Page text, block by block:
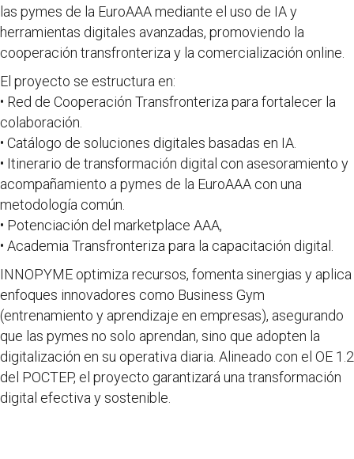
las pymes de la EuroAAA mediante el uso de IA y
herramientas digitales avanzadas, promoviendo la
cooperación transfronteriza y la comercialización online.
El proyecto se estructura en:
• Red de Cooperación Transfronteriza para fortalecer la
colaboración.
• Catálogo de soluciones digitales basadas en IA.
• Itinerario de transformación digital con asesoramiento y
acompañamiento a pymes de la EuroAAA con una
metodología común.
• Potenciación del marketplace AAA,
• Academia Transfronteriza para la capacitación digital.
INNOPYME optimiza recursos, fomenta sinergias y aplica
enfoques innovadores como Business Gym
(entrenamiento y aprendizaje en empresas), asegurando
que las pymes no solo aprendan, sino que adopten la
digitalización en su operativa diaria. Alineado con el OE 1.2
del POCTEP, el proyecto garantizará una transformación
digital efectiva y sostenible.